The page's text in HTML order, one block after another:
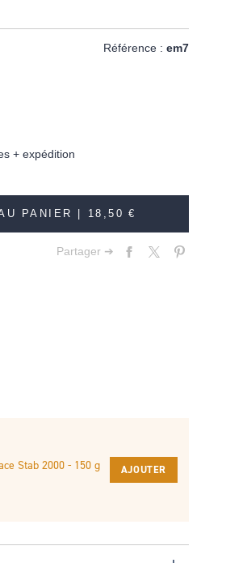
Référence : em7
+ expédition
PANIER | 18,50 €
Partager ➔
Stab 2000 - 150 g
AJOUTER